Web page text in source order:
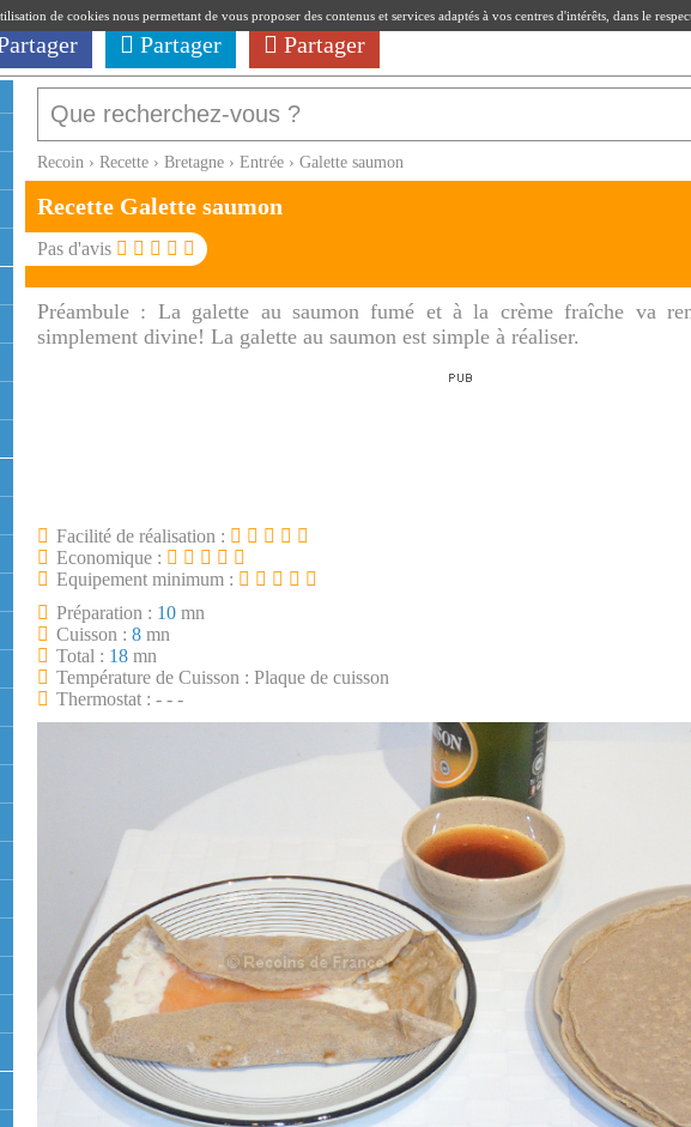
Partager Partager
Recoin › Recette › Bretagne › Entrée › Galette saumon
Recette Galette saumon
Pas d'avis
Préambule : La galette au saumon fumé et à la crème fraîche va
simplement divine! La galette au saumon est simple à réaliser.
Facilité de réalisation :
Economique :
Equipement minimum :
Préparation : 10 mn
Cuisson : 8 mn
Total : 18 mn
Température de Cuisson : Plaque de cuisson
Thermostat : - - -
de cookies nous permettant de vous proposer des contenus et services adaptés à vos centres d'intérêts, dans le